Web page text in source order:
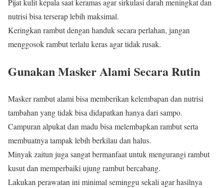
Pijat kulit kepala saat keramas agar sirkulasi darah meningkat dan
nutrisi bisa terserap lebih maksimal.
Keringkan rambut dengan handuk secara perlahan, jangan
menggosok rambut terlalu keras agar tidak rusak.
Gunakan Masker Alami Secara Rutin
Masker rambut alami bisa memberikan kelembapan dan nutrisi
tambahan yang tidak bisa didapatkan hanya dari sampo.
Campuran alpukat dan madu bisa melembapkan rambut serta
membuatnya tampak lebih berkilau dan halus.
Minyak zaitun juga sangat bermanfaat untuk mengurangi rambut
kusut dan memperbaiki ujung rambut bercabang.
Lakukan perawatan ini minimal seminggu sekali agar hasilnya